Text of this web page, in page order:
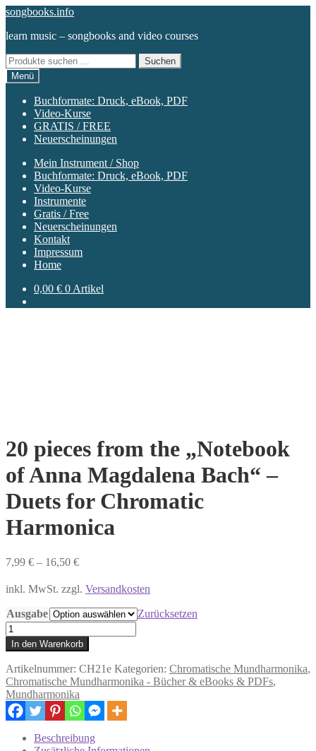
Zur
springen
Zum
springen
songbooks.info
learn music – songbooks and video courses
Suchen
nach:
Suchen
Menü
Buchformate: Druck, eBook, PDF
Video-Kurse
GRATIS / FREE
Neuerscheinungen
Mein Instrument / Shop
Buchformate: Druck, eBook, PDF
Video-Kurse
Instrumente
Gratis / Free
Neuerscheinungen
Kontakt
Impressum
Home
0,00 € 0 Artikel
20 pieces from the „Notebook
of Anna Magdalena Bach“ –
Duets for Chromatic
Harmonica
7,99 € – 16,50 €
inkl. MwSt. zzgl. Versandkosten
Ausgabe
Zurücksetzen
20
pieces
from
the
"Notebook
of
Anna
Magdalena
In den Warenkorb
Artikelnummer: CH21e Kategorien: Chromatische Mundharmonika,
Chromatische Mundharmonika - Bücher & eBooks & PDFs,
Mundharmonika
Beschreibung